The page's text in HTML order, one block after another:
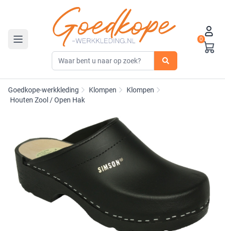
Toggle navigation
0
Goedkope-werkkleding Klompen
Klompen
Houten Zool / Open Hak